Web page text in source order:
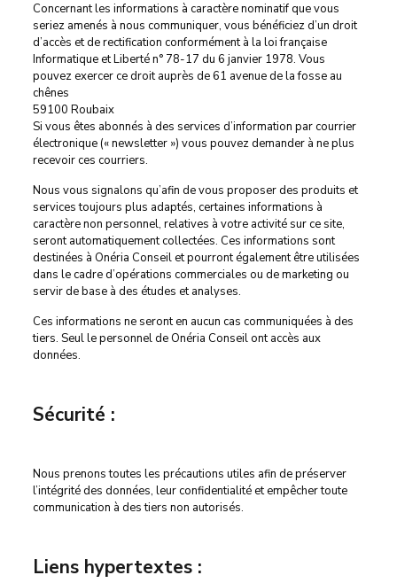
Concernant les informations à caractère nominatif que vous
seriez amenés à nous communiquer, vous bénéficiez d’un droit
d’accès et de rectification conformément à la loi française
Informatique et Liberté n° 78-17 du 6 janvier 1978. Vous
pouvez exercer ce droit auprès de 61 avenue de la fosse au
chênes
59100 Roubaix
Si vous êtes abonnés à des services d’information par courrier
électronique (« newsletter ») vous pouvez demander à ne plus
recevoir ces courriers.
Nous vous signalons qu’afin de vous proposer des produits et
services toujours plus adaptés, certaines informations à
caractère non personnel, relatives à votre activité sur ce site,
seront automatiquement collectées. Ces informations sont
destinées à Onéria Conseil et pourront également être utilisées
dans le cadre d’opérations commerciales ou de marketing ou
servir de base à des études et analyses.
Ces informations ne seront en aucun cas communiquées à des
tiers. Seul le personnel de Onéria Conseil ont accès aux
données.
Sécurité :
Nous prenons toutes les précautions utiles afin de préserver
l’intégrité des données, leur confidentialité et empêcher toute
communication à des tiers non autorisés.
Liens hypertextes :